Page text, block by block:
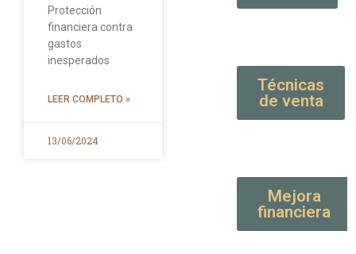
Protección
financiera contra
gastos
inesperados
LEER COMPLETO »
13/06/2024
Técnicas
de venta
Mejora
financiera